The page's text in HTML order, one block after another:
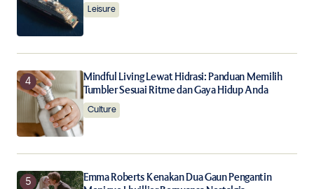
Leisure
Mindful Living Lewat Hidrasi: Panduan Memilih
Tumbler Sesuai Ritme dan Gaya Hidup Anda
Culture
Emma Roberts Kenakan Dua Gaun Pengantin